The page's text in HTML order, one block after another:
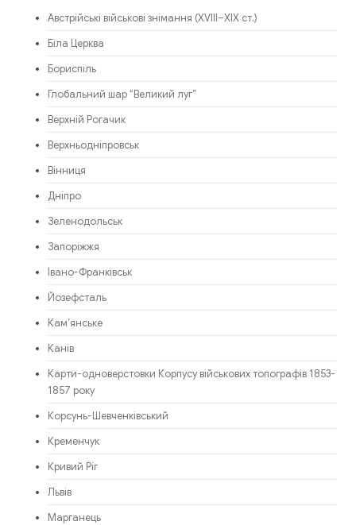
Австрійські військові знімання (XVIII–XIX ст.)
Біла Церква
Бориспіль
Глобальний шар “Великий луг”
Верхній Рогачик
Верхньодніпровськ
Вінниця
Дніпро
Зеленодольськ
Запоріжжя
Івано-Франківськ
Йозефсталь
Кам’янське
Канів
Карти-одноверстовки Корпусу військових топографів 1853-
1857 року
Корсунь-Шевченківський
Кременчук
Кривий Ріг
Львів
Марганець